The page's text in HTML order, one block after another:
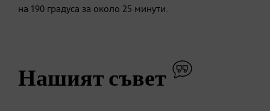
на 190 градуса за около 25 минути.
Нашият съвет